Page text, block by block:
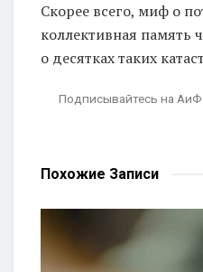
Скорее всего, миф о
коллективная память
о десятках таких
Подписывайтесь на
Похожие Записи